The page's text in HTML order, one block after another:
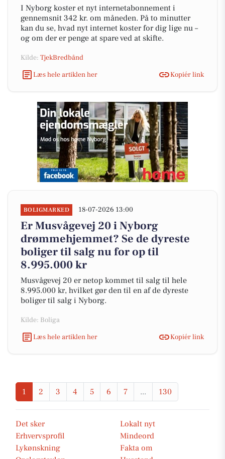
I Nyborg koster et nyt internetabonnement i
gennemsnit 342 kr. om måneden. På to minutter
kan du se, hvad nyt internet koster for dig lige nu –
og om der er penge at spare ved at skifte.
Kilde: TjekBredbånd
Læs hele artiklen her
Kopiér link
BOLIGMARKED 18-07-2026 13:00
Er Musvågevej 20 i Nyborg
drømmehjemmet? Se de dyreste
boliger til salg nu for op til
8.995.000 kr
Musvågevej 20 er netop kommet til salg til hele
8.995.000 kr, hvilket gør den til en af de dyreste
boliger til salg i Nyborg.
Kilde: Boliga
Læs hele artiklen her
Kopiér link
1 2 3 4 5 6 7 ... 130
Det sker
Lokalt nyt
Erhvervsprofil
Mindeord
Lykønskning
Fakta om